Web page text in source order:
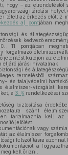
hogy – az elrendeléstől
tárolási
tételt az érkezés előtt 2
a) pontjában
és
kedvező
11. pontjában
forgalmazó
jelentést küldjön az
eljáró járási hivatalnak.
és
termelésből
és talajvédelmi
élelmiszer-vizsgálat
a 3. § rendelkezései
biztosítása
szánt
tartalmaznia kell az
jelölést.
vagy
az élelmiszer
felszólításra azonnal
a
kell őrizni.